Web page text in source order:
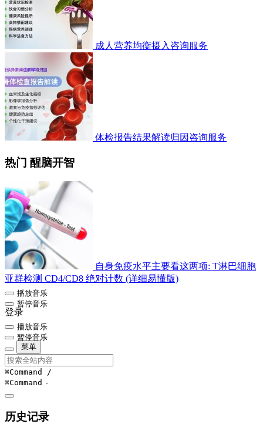
成人营养均衡摄入咨询服务
体检报告结果解读归因咨询服务
热门 醒脑开智
自身免疫水平主要看这两项: T淋巴细胞
亚群检测 CD4/CD8 绝对计数 (详细易懂版)
播放音乐
暂停音乐
登录
播放音乐
暂停音乐
菜单
⌘Command /
⌘Command -
历史记录